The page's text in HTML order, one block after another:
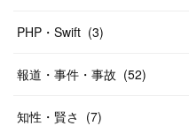
PHP・Swift (3)
報道・事件・事故 (52)
知性・賢さ (7)